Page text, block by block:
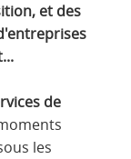
et des
de
les